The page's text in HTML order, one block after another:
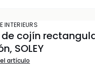
INTERIEURS
cojín
SOLEY
artículo